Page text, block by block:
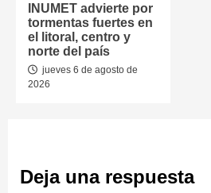
INUMET advierte por
tormentas fuertes en
el litoral, centro y
norte del país
jueves 6 de agosto de
2026
Deja una respuesta